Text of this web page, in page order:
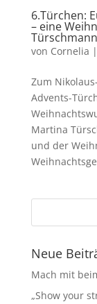
6.Türchen:
– eine
Türschmann
von Cornelia |
Zum
Advents-
Martina
und der
Neue
Mach mit
„Show your